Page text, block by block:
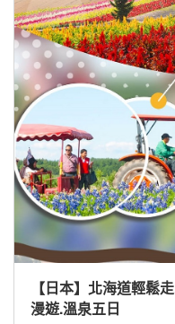
【日本】北海道輕鬆
漫遊.溫泉五日